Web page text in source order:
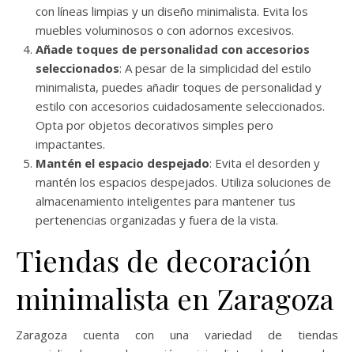
con líneas limpias y un diseño minimalista. Evita los
muebles voluminosos o con adornos excesivos.
Añade toques de personalidad con accesorios
seleccionados: A pesar de la simplicidad del estilo
minimalista, puedes añadir toques de personalidad y
estilo con accesorios cuidadosamente seleccionados.
Opta por objetos decorativos simples pero
impactantes.
Mantén el espacio despejado: Evita el desorden y
mantén los espacios despejados. Utiliza soluciones de
almacenamiento inteligentes para mantener tus
pertenencias organizadas y fuera de la vista.
Tiendas de decoración
minimalista en Zaragoza
Zaragoza cuenta con una variedad de tiendas